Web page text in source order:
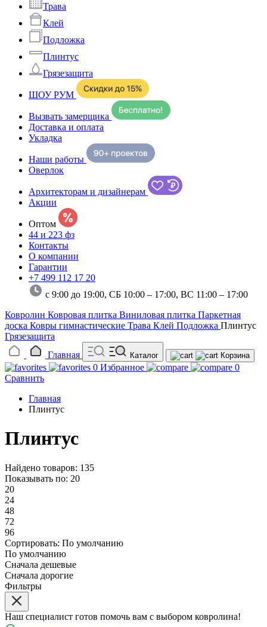
Трава
Клей
Подложка
Плинтус
Грязезащита
ШОУ РУМ
Вызвать замерщика
Доставка и оплата
Укладка
Наши работы
Оверлок
Архитекторам и дизайнерам
Акции
Оптом
44 и 223 фз
Контакты
О компании
Гарантии
+7 499 112 17 20
с 9:00 до 19:00, СБ 10:00 – 17:00, ВС 11:00 – 17:00
Ковролин Ковровая плитка Виниловая плитка Паркетная
доска Ковры гимнастические Трава Клей Подложка Плинтус
Грязезащита
Главная
Каталог Корзина
0 Избранное
0
Сравнить
Главная
Плинтус
Плинтус
Найдено товаров: 135
Показывать по: 20
20
24
48
72
96
Сортировать: По умолчанию
По умолчанию
Сначала дешевые
Сначала дорогие
Фильтры
Наш специалист готов помочь вам с выбором ковролина!